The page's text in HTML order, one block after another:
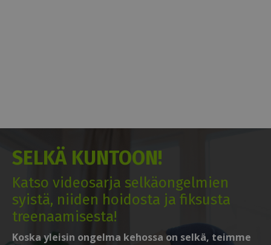
SELKÄ KUNTOON!
Katso videosarja selkäongelmien
syistä, niiden hoidosta ja fiksusta
treenaamisesta!
Koska yleisin ongelma kehossa on selkä, teimme